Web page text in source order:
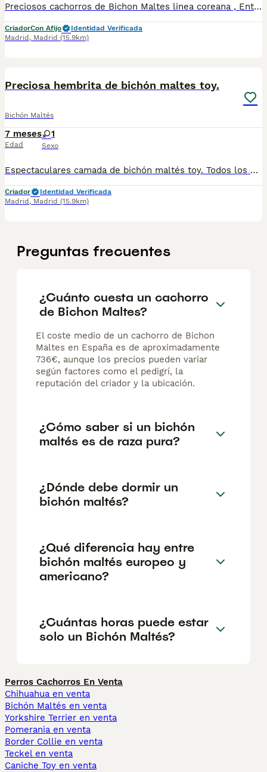
Preciosos cachorros de Bichon Maltes linea coreana , Entregamos con vacunas y desparasitaciones según la edad . Mandamos a toda España y puede pagar cuando te llegue el cachorro . Cachorros criados en familia en en ambiente natural
CriadorCon Afijo
Identidad Verificada
Madrid , Madrid (15.9km)
Preciosa hembrita de bichón maltes toy.
Bichón Maltés
7 meses
Edad
1
Sexo
Espectaculares camada de bichón maltés toy. Todos los cachorritos se entregan con unos dos meses y medio de edad y sus vacunas correspondientes, desparasitados interna y externamente, con certificado de salud, y garantía tanto por enfermedad vírica como congénito genética. Posibilidad de entregar en toda España mediante transporte propio preparado para animales y con chofer privado. Los precios pueden variar según las características y morfología de cada cachorro. Añádenos al whats app o llámanos, y encantados atenderemos todas tus dudas y consultas. Teléfono / Whats app: 641 92 23 90
Criador
Identidad Verificada
Madrid , Madrid (15.9km)
Preguntas frecuentes
¿Cuánto cuesta un cachorro
de Bichon Maltes?
El coste medio de un cachorro de Bichon
Maltes en España es de aproximadamente
736€, aunque los precios pueden variar
según factores como el pedigrí, la
reputación del criador y la ubicación.
¿Cómo saber si un bichón
maltés es de raza pura?
¿Dónde debe dormir un
bichón maltés?
¿Qué diferencia hay entre
bichón maltés europeo y
americano?
¿Cuántas horas puede estar
solo un Bichón Maltés?
Perros Cachorros En Venta
Chihuahua en venta
Bichón Maltés en venta
Yorkshire Terrier en venta
Pomerania en venta
Border Collie en venta
Teckel en venta
Caniche Toy en venta